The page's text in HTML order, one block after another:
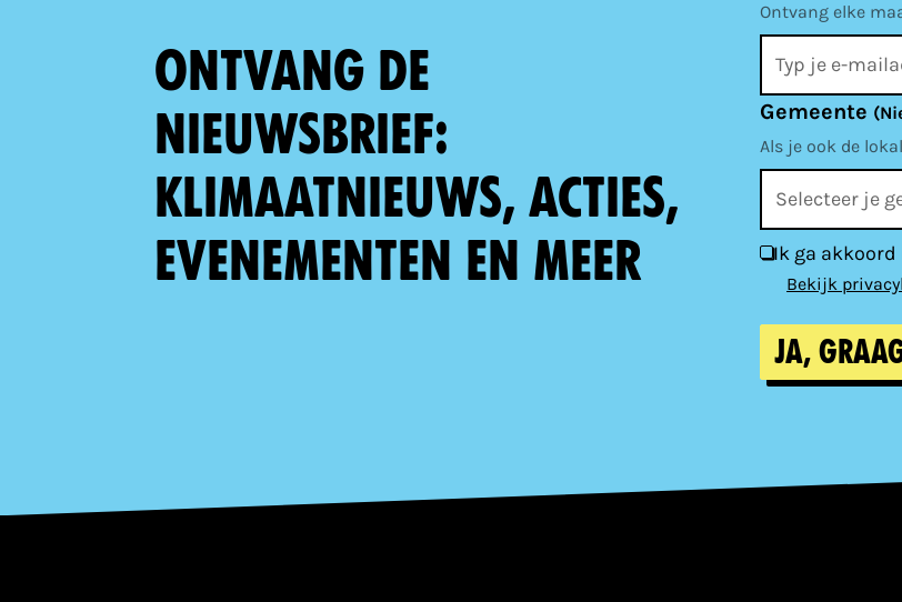
Ontvang de
nieuwsbrief:
klimaatnieuws, acties,
evenementen en meer
Ontvang elke
Gemeente
Als je ook de
Ik ga akkoord
Bekijk
Ja,